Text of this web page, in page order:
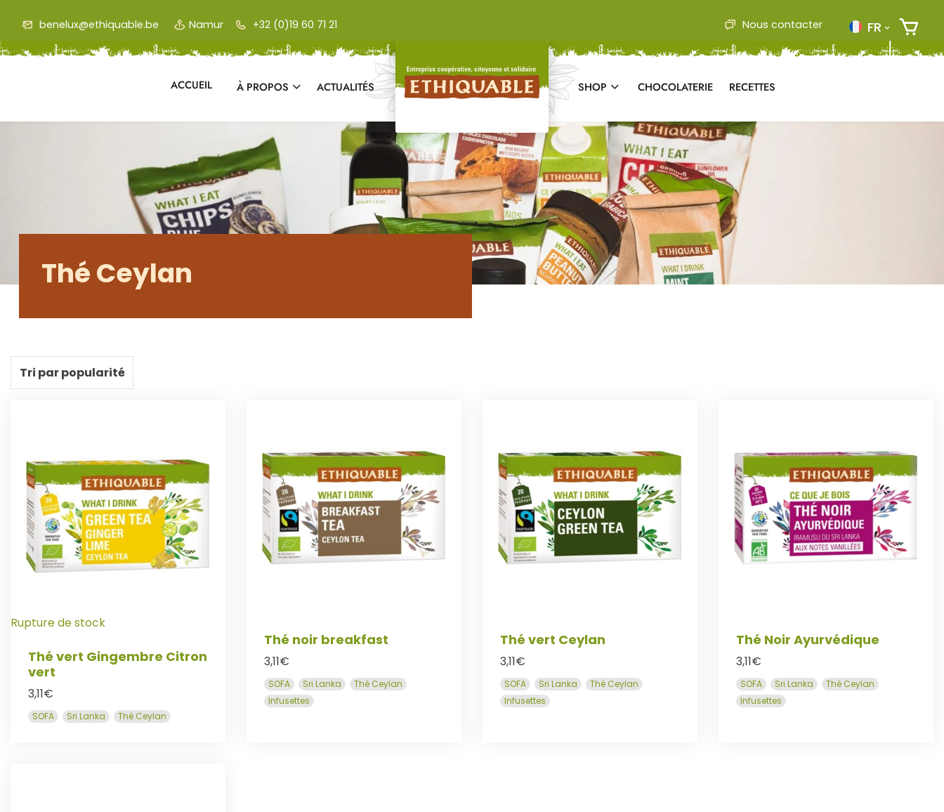
benelux@ethiquable.be Namur +32 (0)19 60 71 21 Nous contacter FR
ACCUEIL À PROPOS ACTUALITÉS SHOP CHOCOLATERIE RECETTES
Thé Ceylan
Rupture de stock
Thé vert Gingembre Citron
vert
3,11€
SOFA Sri Lanka Thé Ceylan
Thé noir breakfast
3,11€
SOFA Sri Lanka
Thé Ceylan
Infusettes
Thé vert Ceylan
3,11€
SOFA Sri Lanka
Thé Ceylan
Infusettes
Thé Noir Ayurvédique
3,11€
SOFA Sri Lanka
Thé Ceylan
Infusettes